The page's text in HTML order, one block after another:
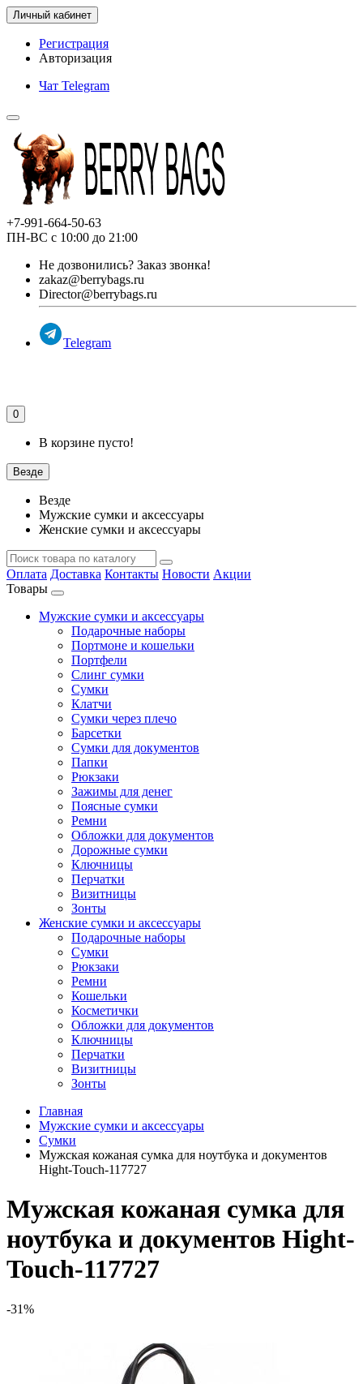
Личный кабинет
Регистрация
Авторизация
Чат Telegram
+7-991-664-50-63
ПН-ВС с 10:00 до 21:00
Не дозвонились? Заказ звонка!
zakaz@berrybags.ru
Director@berrybags.ru
Telegram
0
В корзине пусто!
Везде
Везде
Мужские сумки и аксессуары
Женские сумки и аксессуары
Оплата Доставка Контакты Новости Акции
Товары
Мужские сумки и аксессуары
Подарочные наборы
Портмоне и кошельки
Портфели
Слинг сумки
Сумки
Клатчи
Сумки через плечо
Барсетки
Сумки для документов
Папки
Рюкзаки
Зажимы для денег
Поясные сумки
Ремни
Обложки для документов
Дорожные сумки
Ключницы
Перчатки
Визитницы
Зонты
Женские сумки и аксессуары
Подарочные наборы
Сумки
Рюкзаки
Ремни
Кошельки
Косметички
Обложки для документов
Ключницы
Перчатки
Визитницы
Зонты
Главная
Мужские сумки и аксессуары
Сумки
Мужская кожаная сумка для ноутбука и документов
Hight-Touch-117727
Мужская кожаная сумка для
ноутбука и документов Hight-
Touch-117727
-31%